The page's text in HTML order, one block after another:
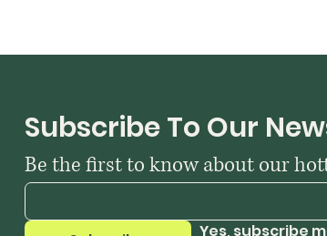
Subscribe To Our
Be the first to know about our
Yes, subscribe